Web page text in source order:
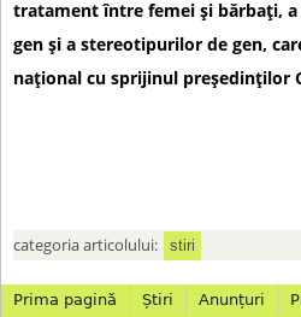
tratament între femei și bărbați,
gen și a stereotipurilor de gen,
național cu sprijinul președinților
categoria articolului: stiri
Prima pagină Știri Anunțuri